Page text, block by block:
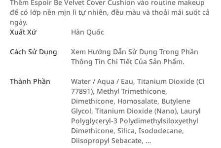
Thêm Espoir Be Velvet Cover Cushion vào routine makeup
để có lớp nền mịn lì tự nhiên, đều màu và thoải mái suốt cả
ngày.
Xuất Xứ
Hàn Quốc
Cách Sử Dụng
Xem Hướng Dẫn Sử Dụng Trong Phần
Thông Tin Chi Tiết Của Sản Phẩm.
Thành Phần
Water / Aqua / Eau, Titanium Dioxide (Ci
77891), Methyl Trimethicone,
Dimethicone, Homosalate, Butylene
Glycol, Titanium Dioxide (Nano), Lauryl
Polyglyceryl-3 Polydimethylsiloxyethyl
Dimethicone, Silica, Isododecane,
Diisopropyl Sebacate, …